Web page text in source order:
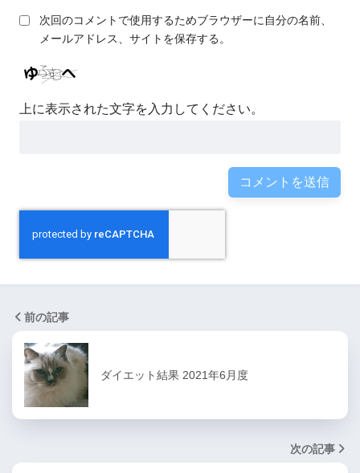
次回のコメントで使用するためブラウザーに自分の名前、
メールアドレス、サイトを保存する。
上に表示された文字を入力してください。
前の記事
ダイエット結果 2021年6月度
次の記事